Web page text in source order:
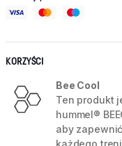
KORZYŚCI
Bee Cool
Ten produkt
hummel®
aby
każdego